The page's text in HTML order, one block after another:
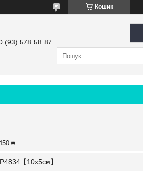
Кошик
(93) 578-58-87
₴
【10x5см】